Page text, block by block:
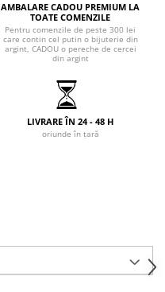
AMBALARE CADOU PREMIUM LA
TOATE COMENZILE
Pentru comenzile de peste 300 lei
care contin cel putin o bijuterie din
argint, CADOU o pereche de cercei
din argint
LIVRARE ÎN 24 - 48 H
oriunde în țară